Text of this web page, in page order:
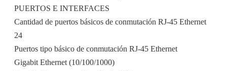
PUERTOS E INTERFACES
Cantidad de puertos básicos de conmutación RJ-45 Ethernet
24
Puertos tipo básico de conmutación RJ-45 Ethernet
Gigabit Ethernet (10/100/1000)